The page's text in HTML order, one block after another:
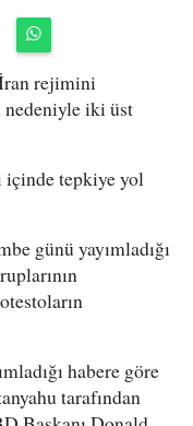
rejimini
nedeniyle iki üst
içinde tepkiye yol
günü yayımladığı
habere göre
tarafından